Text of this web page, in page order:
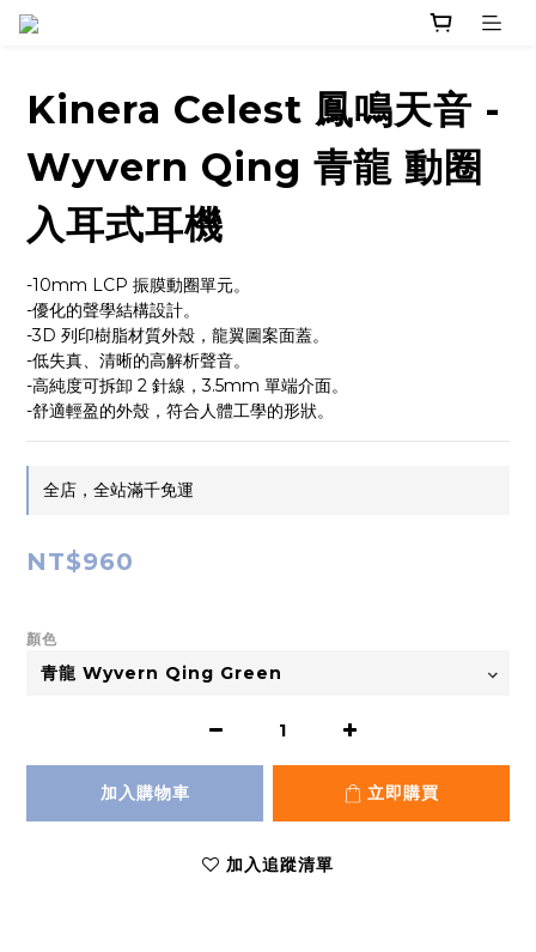
Kinera Celest 鳳鳴天音 -
Wyvern Qing 青龍 動圈
入耳式耳機
-10mm LCP 振膜動圈單元。
-優化的聲學結構設計。
-3D 列印樹脂材質外殼，龍翼圖案面蓋。
-低失真、清晰的高解析聲音。
-高純度可拆卸 2 針線，3.5mm 單端介面。
-舒適輕盈的外殼，符合人體工學的形狀。
全店，全站滿千免運
NT$960
顏色
加入購物車 立即購買
加入追蹤清單